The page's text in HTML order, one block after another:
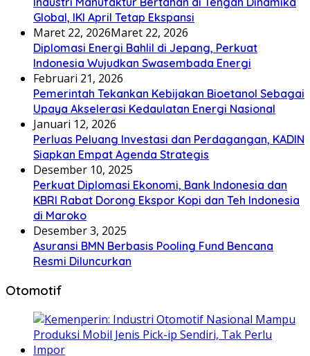
Global, IKI April Tetap Ekspansi
Maret 22, 2026Maret 22, 2026
Diplomasi Energi Bahlil di Jepang, Perkuat
Indonesia Wujudkan Swasembada Energi
Februari 21, 2026
Pemerintah Tekankan Kebijakan Bioetanol Sebagai
Upaya Akselerasi Kedaulatan Energi Nasional
Januari 12, 2026
Perluas Peluang Investasi dan Perdagangan, KADIN
Siapkan Empat Agenda Strategis
Desember 10, 2025
Perkuat Diplomasi Ekonomi, Bank Indonesia dan
KBRI Rabat Dorong Ekspor Kopi dan Teh Indonesia
di Maroko
Desember 3, 2025
Asuransi BMN Berbasis Pooling Fund Bencana
Resmi Diluncurkan
Otomotif